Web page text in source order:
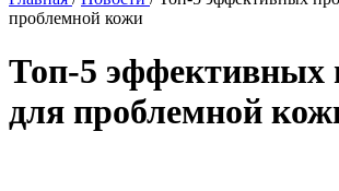
проблемной кожи
Топ-5 эффективных
для проблемной